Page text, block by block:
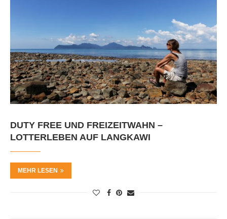
DUTY FREE UND FREIZEITWAHN –
LOTTERLEBEN AUF LANGKAWI
MEHR LESEN